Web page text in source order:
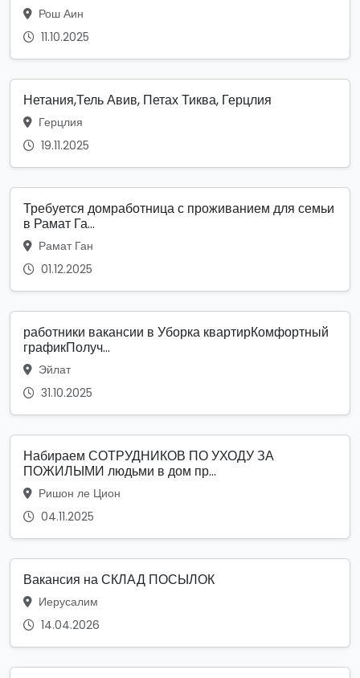
Рош Аин
11.10.2025
Нетания,Тель Авив, Петах Тиква, Герцлия
Герцлия
19.11.2025
Требуется домработница с проживанием для семьи
в Рамат Га...
Рамат Ган
01.12.2025
работники вакансии в Уборка квартирКомфортный
графикПолуч...
Эйлат
31.10.2025
Набираем СОТРУДНИКОВ ПО УХОДУ ЗА
ПОЖИЛЫМИ людьми в дом пр...
Ришон ле Цион
04.11.2025
Вакансия на СКЛАД ПОСЫЛОК
Иерусалим
14.04.2026